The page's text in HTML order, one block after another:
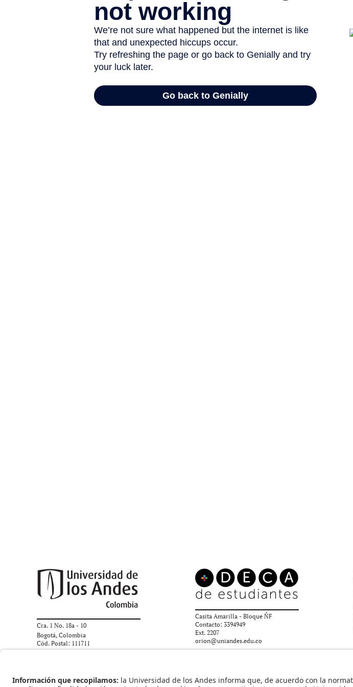
Cra. 1 No. 18a - 10
Bogotá, Colombia
Cód. Postal: 111711
Casita Amarilla - Bloque ÑF
Contacto: 3394949
Ext. 2207
orion@uniandes.edu.co